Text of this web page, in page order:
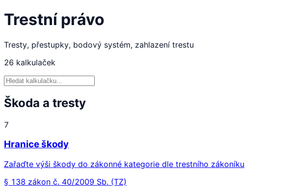
Trestní právo
Tresty, přestupky, bodový systém, zahlazení trestu
26 kalkulaček
Škoda a tresty
7
Hranice škody
Zařaďte výši škody do zákonné kategorie dle trestního zákoníku
§ 138 zákon č. 40/2009 Sb. (TZ)